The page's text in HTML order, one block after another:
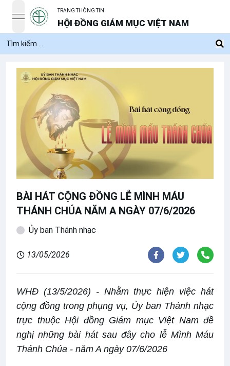
open navigation menu
TRANG THÔNG TIN
HỘI ĐỒNG GIÁM MỤC VIỆT NAM
BÀI HÁT CỘNG ĐỒNG LỄ MÌNH MÁU
THÁNH CHÚA NĂM A NGÀY 07/6/2026
Ủy ban Thánh nhạc
13/05/2026
WHĐ (13/5/2026) - Nhằm thực hiện việc hát
cộng đồng trong phụng vụ, Ủy ban Thánh nhạc
trực thuộc Hội đồng Giám mục Việt Nam đề
nghị những bài hát sau đây cho lễ Mình Máu
Thánh Chúa - năm A ngày 07/6/2026